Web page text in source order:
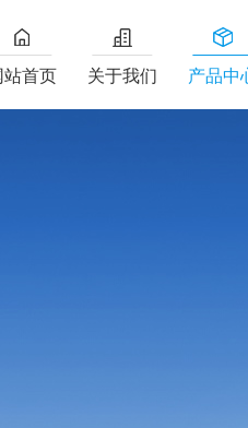
站首页 关于我们 产品中